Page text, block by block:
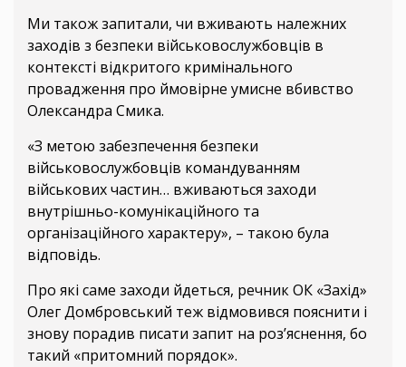
Ми також запитали, чи вживають належних
заходів з безпеки військовослужбовців в
контексті відкритого кримінального
провадження про ймовірне умисне вбивство
Олександра Смика.
«З метою забезпечення безпеки
військовослужбовців командуванням
військових частин… вживаються заходи
внутрішньо-комунікаційного та
організаційного характеру», – такою була
відповідь.
Про які саме заходи йдеться, речник ОК «Захід»
Олег Домбровський теж відмовився пояснити і
знову порадив писати запит на роз’яснення, бо
такий «притомний порядок».